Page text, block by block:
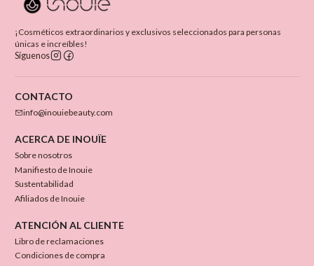
¡Cosméticos extraordinarios y exclusivos seleccionados para personas
únicas e increíbles!
Síguenos
CONTACTO
info@inouiebeauty.com
ACERCA DE INOUÏE
Sobre nosotros
Manifiesto de Inouie
Sustentabilidad
Afiliados de Inouie
ATENCIÓN AL CLIENTE
Libro de reclamaciones
Condiciones de compra